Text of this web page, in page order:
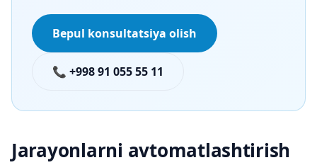
Bepul konsultatsiya olish
📞 +998 91 055 55 11
Jarayonlarni avtomatlashtirish